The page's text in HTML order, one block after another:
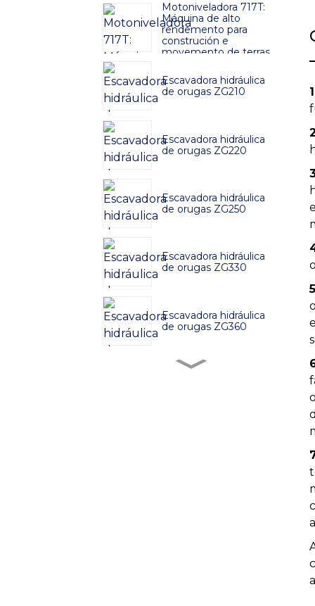
Motoniveladora 717T:
Máquina de alto
rendemento para
construción e
movemento de terras
Escavadora hidráulica
de orugas ZG210
Escavadora hidráulica
de orugas ZG220
Escavadora hidráulica
de orugas ZG250
Escavadora hidráulica
de orugas ZG330
Escavadora hidráulica
de orugas ZG360